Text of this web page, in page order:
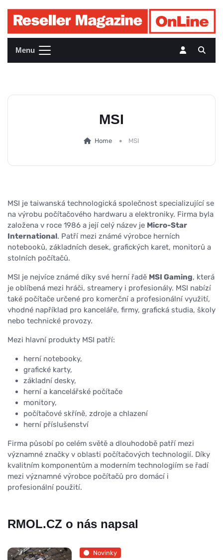
Menu
MSI
Home MSI
MSI je taiwanská technologická společnost specializující se
na výrobu počítačového hardwaru a elektroniky. Firma byla
založena v roce 1986 a její celý název je Micro-Star
International. Patří mezi známé výrobce herních
notebooků, základních desek, grafických karet, monitorů a
stolních počítačů.
MSI je nejvíce známé díky své herní řadě MSI Gaming, která
je oblíbená mezi hráči, streamery i profesionály. MSI nabízí
také počítače určené pro komerční a profesionální využití,
vhodné například pro kanceláře, firmy, grafická studia, školy
nebo technické provozy.
Mezi hlavní produkty MSI patří:
herní notebooky,
grafické karty,
základní desky,
herní a kancelářské počítače
monitory,
počítačové skříně, zdroje a chlazení
herní příslušenství
Firma působí po celém světě a dlouhodobě patří mezi
významné značky v oblasti počítačových technologií. Díky
kvalitním komponentům a moderním technologiím se řadí
mezi významné výrobce počítačů pro domácí i
profesionální použití.
RMOL.CZ o nás napsal
Novinky